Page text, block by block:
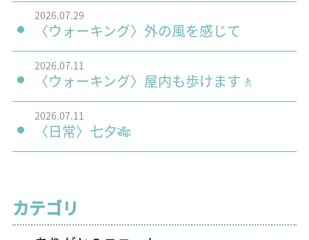
2026.07.29
〈ウォーキング〉外の風を感じて
2026.07.11
〈ウォーキング〉屋内も歩けます🚶
2026.07.11
〈日常〉七夕🎋
カテゴリ